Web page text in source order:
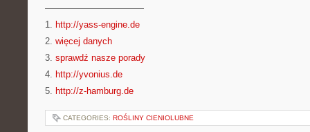
———————————
1. http://yass-engine.de
2. więcej danych
3. sprawdź nasze porady
4. http://yvonius.de
5. http://z-hamburg.de
CATEGORIES: ROŚLINY CIENIOLUBNE